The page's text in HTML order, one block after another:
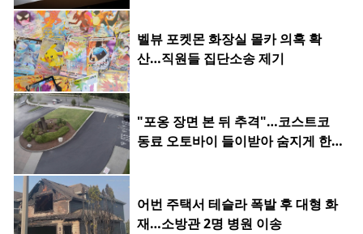
벨뷰 포켓몬 화장실 몰카 의혹 확
산…직원들 집단소송 제기
"포옹 장면 본 뒤 추격"…코스트코
동료 오토바이 들이받아 숨지게 한 2
어번 주택서 테슬라 폭발 후 대형 화
재…소방관 2명 병원 이송